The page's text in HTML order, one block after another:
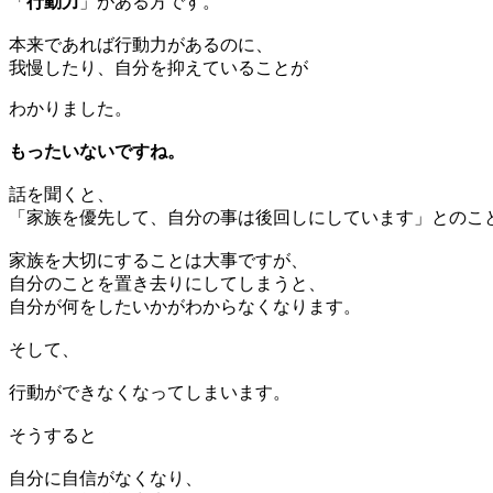
本来であれば行動力があるのに、
我慢したり、自分を抑えていることが
わかりました。
もったいないですね。
話を聞くと、
「家族を優先して、自分の事は後回しにしています」とのこ
家族を大切にすることは大事ですが、
自分のことを置き去りにしてしまうと、
自分が何をしたいかがわからなくなります。
そして、
行動ができなくなってしまいます。
そうすると
自分に自信がなくなり、